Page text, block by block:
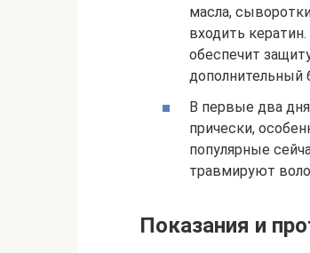
масла,
входить
обеспечит
дополнительный
В первые два
прически,
популярные
травмируют
Показания и